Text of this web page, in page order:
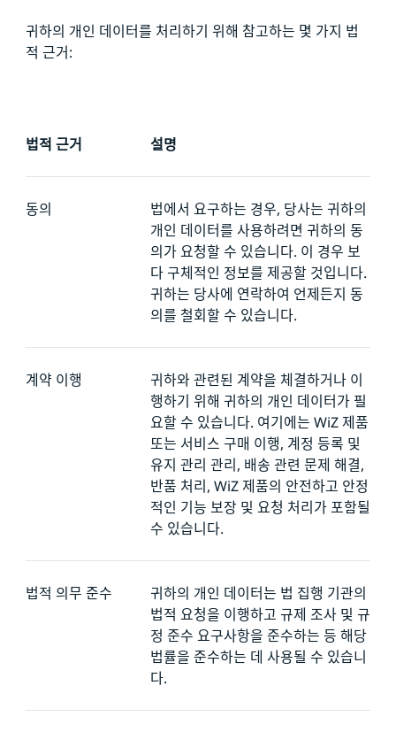
귀하의 개인 데이터를 처리하기 위해 참고하는 몇 가지 법
적 근거:
법적 근거 설명
동의
법에서 요구하는 경우, 당사는 귀하의
개인 데이터를 사용하려면 귀하의 동
의가 요청할 수 있습니다. 이 경우 보
다 구체적인 정보를 제공할 것입니다.
귀하는 당사에 연락하여 언제든지 동
의를 철회할 수 있습니다.
계약 이행
귀하와 관련된 계약을 체결하거나 이
행하기 위해 귀하의 개인 데이터가 필
요할 수 있습니다. 여기에는 WiZ 제품
또는 서비스 구매 이행, 계정 등록 및
유지 관리 관리, 배송 관련 문제 해결,
반품 처리, WiZ 제품의 안전하고 안정
적인 기능 보장 및 요청 처리가 포함될
수 있습니다.
법적 의무 준수
귀하의 개인 데이터는 법 집행 기관의
법적 요청을 이행하고 규제 조사 및 규
정 준수 요구사항을 준수하는 등 해당
법률을 준수하는 데 사용될 수 있습니
다.